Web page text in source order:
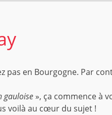
en Bourgogne. Par
gauloise», ça commence à
voilà au cœur du sujet !